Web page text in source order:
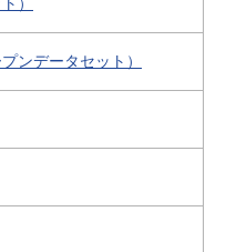
ンデータセット）